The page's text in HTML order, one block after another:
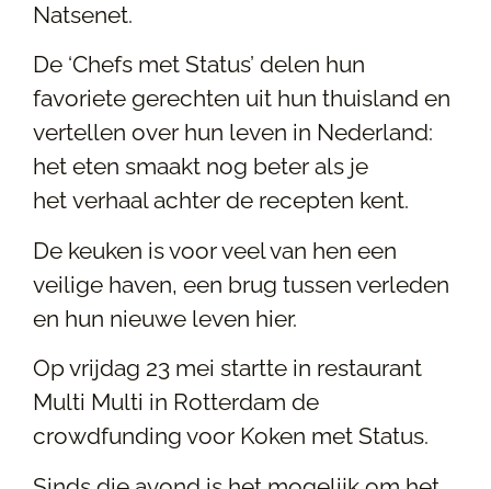
Natsenet.
De ‘Chefs met Status’ delen hun
favoriete gerechten uit hun thuisland en
vertellen over hun leven in Nederland:
het eten smaakt nog beter als je
het verhaal achter de recepten kent.
De keuken is voor veel van hen een
veilige haven, een brug tussen verleden
en hun nieuwe leven hier.
Op vrijdag 23 mei startte in restaurant
Multi Multi in Rotterdam de
crowdfunding voor Koken met Status.